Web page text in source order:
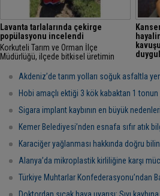
Lavanta tarlalarında çekirge
popülasyonu incelendi
Korkuteli Tarım ve Orman İlçe
Müdürlüğü, ilçede bitkisel üretimin
çalışmalarını sürdürüyor.
Akdeniz’de tarım yolları soğuk asfaltla
Hobi amaçlı ektiği 3 kök kabaktan 1 tonun
Sigara implant kaybının en büyük
Kemer Belediyesi’nden esnafa sıfır atık
Karaciğer yağlanması hakkında doğru
Alanya’da mikroplastik kirliliğine karşı
Türkiye Muhtarlar Konfederasyonu’ndan